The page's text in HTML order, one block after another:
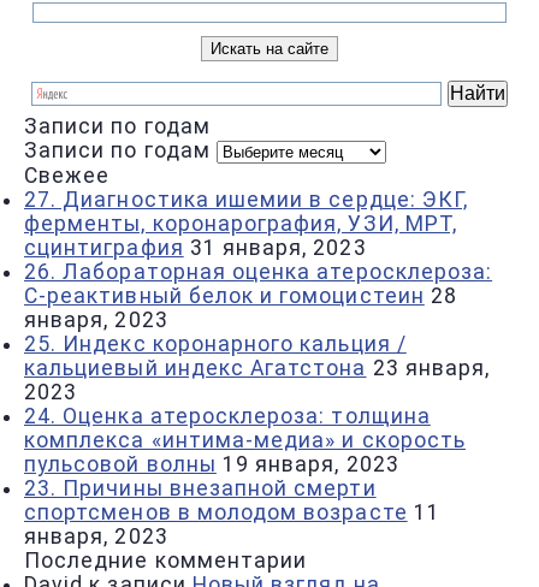
Записи по годам
Записи по годам
Свежее
27. Диагностика ишемии в сердце: ЭКГ,
ферменты, коронарография, УЗИ, МРТ,
сцинтиграфия 31 января, 2023
26. Лабораторная оценка атеросклероза:
С-реактивный белок и гомоцистеин 28
января, 2023
25. Индекс коронарного кальция /
кальциевый индекс Агатстона 23 января,
2023
24. Оценка атеросклероза: толщина
комплекса «интима-медиа» и скорость
пульсовой волны 19 января, 2023
23. Причины внезапной смерти
спортсменов в молодом возрасте 11
января, 2023
Последние комментарии